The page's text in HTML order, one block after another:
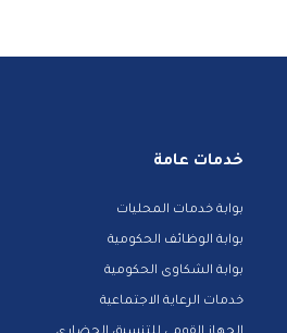
خدمات عامة
بوابة خدمات المحليات
بوابة الوظائف الحكومية
بوابة الشكاوى الحكومية
خدمات الرعاية الاجتماعية